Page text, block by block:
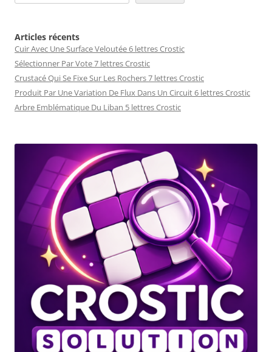
Articles récents
Cuir Avec Une Surface Veloutée 6 lettres Crostic
Sélectionner Par Vote 7 lettres Crostic
Crustacé Qui Se Fixe Sur Les Rochers 7 lettres Crostic
Produit Par Une Variation De Flux Dans Un Circuit 6 lettres Crostic
Arbre Emblématique Du Liban 5 lettres Crostic